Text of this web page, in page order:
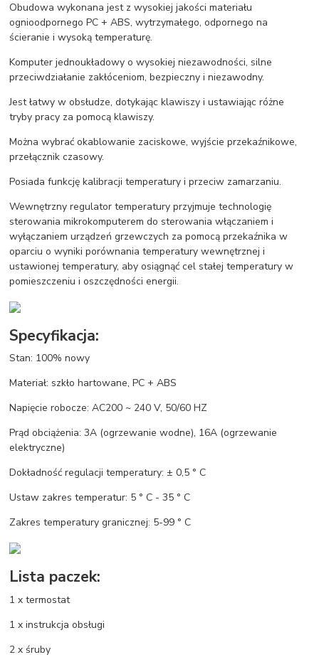
Obudowa wykonana jest z wysokiej jakości materiału
ognioodpornego PC + ABS, wytrzymałego, odpornego na
ścieranie i wysoką temperaturę.
Komputer jednoukładowy o wysokiej niezawodności, silne
przeciwdziałanie zakłóceniom, bezpieczny i niezawodny.
Jest łatwy w obsłudze, dotykając klawiszy i ustawiając różne
tryby pracy za pomocą klawiszy.
Można wybrać okablowanie zaciskowe, wyjście przekaźnikowe,
przełącznik czasowy.
Posiada funkcję kalibracji temperatury i przeciw zamarzaniu.
Wewnętrzny regulator temperatury przyjmuje technologię
sterowania mikrokomputerem do sterowania włączaniem i
wyłączaniem urządzeń grzewczych za pomocą przekaźnika w
oparciu o wyniki porównania temperatury wewnętrznej i
ustawionej temperatury, aby osiągnąć cel stałej temperatury w
pomieszczeniu i oszczędności energii.
Specyfikacja:
Stan: 100% nowy
Materiał: szkło hartowane, PC + ABS
Napięcie robocze: AC200 ~ 240 V, 50/60 HZ
Prąd obciążenia: 3A (ogrzewanie wodne), 16A (ogrzewanie
elektryczne)
Dokładność regulacji temperatury: ± 0,5 ° C
Ustaw zakres temperatur: 5 ° C - 35 ° C
Zakres temperatury granicznej: 5-99 ° C
Lista paczek:
1 x termostat
1 x instrukcja obsługi
2 x śruby